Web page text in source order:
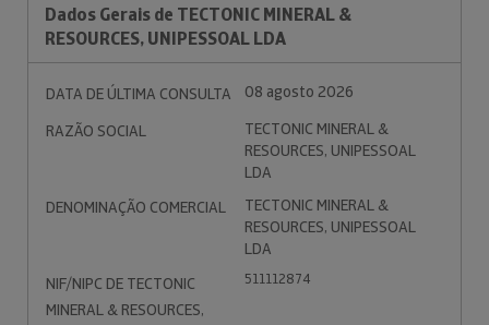
Dados Gerais de TECTONIC MINERAL &
RESOURCES, UNIPESSOAL LDA
DATA DE ÚLTIMA CONSULTA
08 agosto 2026
RAZÃO SOCIAL
TECTONIC MINERAL &
RESOURCES, UNIPESSOAL
LDA
DENOMINAÇÃO COMERCIAL
TECTONIC MINERAL &
RESOURCES, UNIPESSOAL
LDA
NIF/NIPC DE TECTONIC
MINERAL & RESOURCES,
511112874